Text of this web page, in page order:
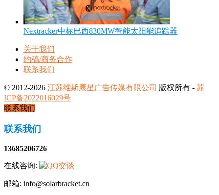
Nextracker中标巴西830MW智能太阳能追踪器
关于我们
约稿/商务合作
联系我们
© 2012-2026 江苏维斯康星广告传媒有限公司 版权所有 - 苏
ICP备2022016029号
联系我们
联系我们
13685206726
在线咨询:
邮箱: info@solarbracket.cn